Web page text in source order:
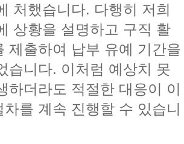
처했습니다. 다행히 저희
상황을 설명하고 구직 활
제출하여 납부 유예 기간을
습니다. 이처럼 예상치 못
하더라도 적절한 대응이 이
를 계속 진행할 수 있습니